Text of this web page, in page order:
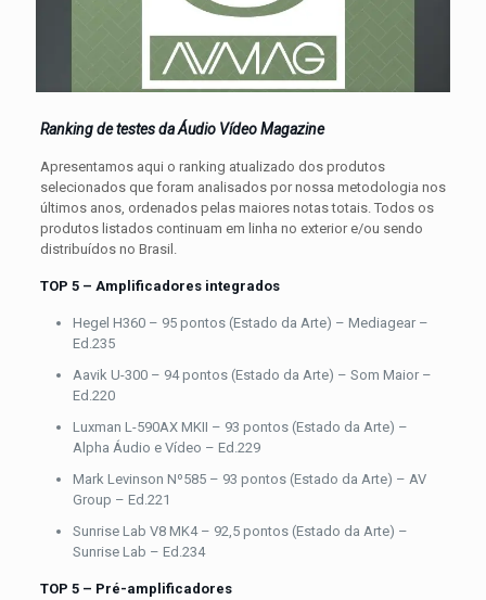
Ranking de testes da Áudio Vídeo Magazine
Apresentamos aqui o ranking atualizado dos produtos
selecionados que foram analisados por nossa metodologia nos
últimos anos, ordenados pelas maiores notas totais. Todos os
produtos listados continuam em linha no exterior e/ou sendo
distribuídos no Brasil.
TOP 5 – Amplificadores integrados
Hegel H360 – 95 pontos (Estado da Arte) – Mediagear –
Ed.235
Aavik U-300 – 94 pontos (Estado da Arte) – Som Maior –
Ed.220
Luxman L-590AX MKII – 93 pontos (Estado da Arte) –
Alpha Áudio e Vídeo – Ed.229
Mark Levinson Nº585 – 93 pontos (Estado da Arte) – AV
Group – Ed.221
Sunrise Lab V8 MK4 – 92,5 pontos (Estado da Arte) –
Sunrise Lab – Ed.234
TOP 5 – Pré-amplificadores